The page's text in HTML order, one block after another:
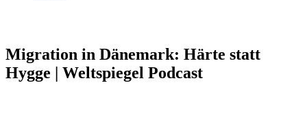
Migration in Dänemark: Härte statt
Hygge | Weltspiegel Podcast